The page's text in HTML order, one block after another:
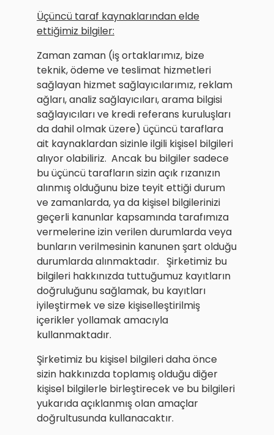
Üçüncü taraf kaynaklarından elde
ettiğimiz bilgiler:
Zaman zaman (iş ortaklarımız, bize
teknik, ödeme ve teslimat hizmetleri
sağlayan hizmet sağlayıcılarımız, reklam
ağları, analiz sağlayıcıları, arama bilgisi
sağlayıcıları ve kredi referans kuruluşları
da dahil olmak üzere) üçüncü taraflara
ait kaynaklardan sizinle ilgili kişisel bilgileri
alıyor olabiliriz. Ancak bu bilgiler sadece
bu üçüncü tarafların sizin açık rızanızın
alınmış olduğunu bize teyit ettiği durum
ve zamanlarda, ya da kişisel bilgilerinizi
geçerli kanunlar kapsamında tarafımıza
vermelerine izin verilen durumlarda veya
bunların verilmesinin kanunen şart olduğu
durumlarda alınmaktadır. Şirketimiz bu
bilgileri hakkınızda tuttuğumuz kayıtların
doğruluğunu sağlamak, bu kayıtları
iyileştirmek ve size kişiselleştirilmiş
içerikler yollamak amacıyla
kullanmaktadır.
Şirketimiz bu kişisel bilgileri daha önce
sizin hakkınızda toplamış olduğu diğer
kişisel bilgilerle birleştirecek ve bu bilgileri
yukarıda açıklanmış olan amaçlar
doğrultusunda kullanacaktır.